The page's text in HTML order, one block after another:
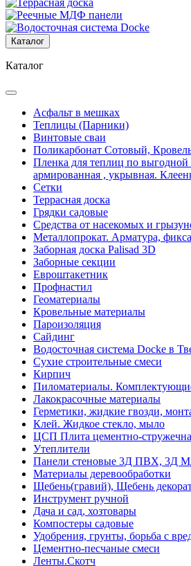
Каталог
Каталог
Асфальт в мешках
Теплицы (Парники)
Винтовые сваи
Поликарбонат Сотовый,
Пленка для теплиц по выгодной
армированная , укрывная.
Сетки
Террасная доска
Грядки садовые
Средства от насекомых и
Металлопрокат. Арматура,
Заборная доска Palisad 3D
Заборные секции
Евроштакетник
Профнастил
Геоматериалы
Кровельные материалы
Пароизоляция
Сайдинг
Водосточная система Docke в
Сухие строительные смеси
Кирпич
Пиломатериалы.
Лакокрасочные материалы
Герметики, жидкие гвозди,
Клей. Жидкое стекло, мыло
ЦСП Плита цементно-
Утеплители
Панели стеновые 3Д ПВХ, 3Д
Материалы деревообработки
Щебень(гравий), Щебень
Инструмент ручной
Дача и сад, хозтовары
Компостеры садовые
Удобрения, грунты, борьба с
Цементно-песчаные смеси
Ленты.Скотч